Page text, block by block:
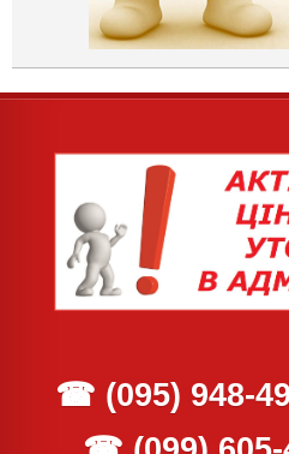
☎ (095) 948-